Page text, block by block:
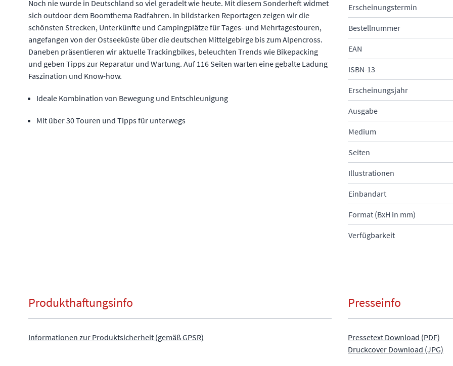
Noch nie wurde in Deutschland so viel geradelt wie heute. Mit diesem Sonderheft widmet
sich outdoor dem Boomthema Radfahren. In bildstarken Reportagen zeigen wir die
schönsten Strecken, Unterkünfte und Campingplätze für Tages- und Mehrtagestouren,
angefangen von der Ostseeküste über die deutschen Mittelgebirge bis zum Alpencross.
Daneben präsentieren wir aktuelle Trackingbikes, beleuchten Trends wie Bikepacking
und geben Tipps zur Reparatur und Wartung. Auf 116 Seiten warten eine gebalte Ladung
Faszination und Know-how.
Ideale Kombination von Bewegung und Entschleunigung
Mit über 30 Touren und Tipps für unterwegs
Erscheinungstermin
Bestellnummer
EAN
ISBN-13
Erscheinungsjahr
Ausgabe
Medium
Seiten
Illustrationen
Einbandart
Format (BxH in mm)
Verfügbarkeit
Produkthaftungsinfo
Informationen zur Produktsicherheit (gemäß GPSR)
Presseinfo
Pressetext Download (PDF)
Druckcover Download (JPG)